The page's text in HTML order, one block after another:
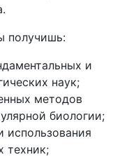
получишь:
и
наук;
методов
биологии;
использования
техник;